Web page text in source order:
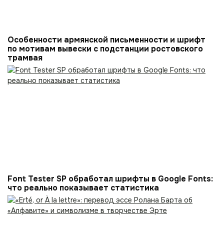
Особенности армянской письменности и шрифт
по мотивам вывески с подстанции ростовского
трамвая
Font Tester SP обработал шрифты в Google Fonts:
что реально показывает статистика